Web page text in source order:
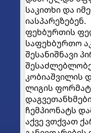
საკითხი და
იასპარეზებენ.
ფეხბურთის
საფეხბურთო
შესანიშნავი
კობიაშვილის
ლიგის
ჩემპიონატს
აქვე ვთქვათ